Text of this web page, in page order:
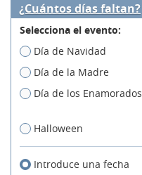
¿Cuántos días faltan?
Selecciona el evento:
Día de Navidad
Día de la Madre
Día de los Enamorados
Halloween
Introduce una fecha